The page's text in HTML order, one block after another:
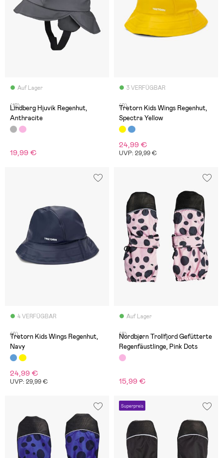
Auf Lager
(12)
Lindberg Hjuvik Regenhut,
Anthracite
19,99 €
3 VERFÜGBAR
(0)
Tretorn Kids Wings Regenhut,
Spectra Yellow
24,99 €
UVP: 29,99 €
4 VERFÜGBAR
(0)
Tretorn Kids Wings Regenhut,
Navy
24,99 €
UVP: 29,99 €
Auf Lager
(8)
Nordbjørn Trollfjord Gefütterte
Regenfäustlinge, Pink Dots
15,99 €
Superpreis